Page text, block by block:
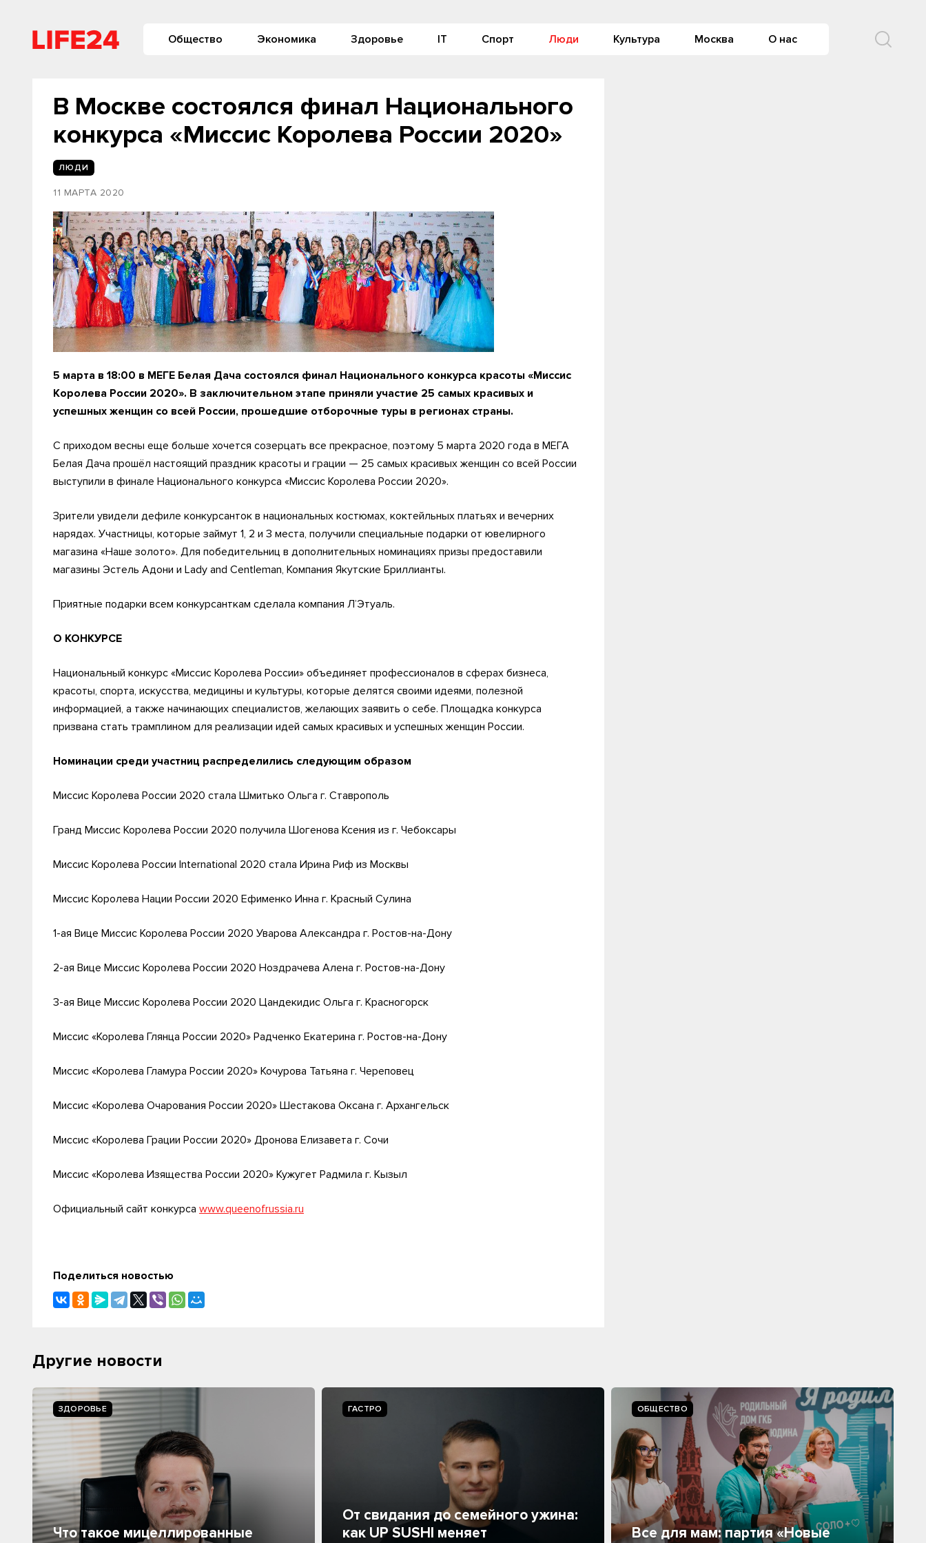
Общество Экономика Здоровье IT Спорт Люди Культура Москва О нас
В Москве состоялся финал Национального
конкурса «Миссис Королева России 2020»
ЛЮДИ
11 МАРТА 2020
5 марта в 18:00 в МЕГЕ Белая Дача состоялся финал Национального конкурса красоты «Миссис
Королева России 2020». В заключительном этапе приняли участие 25 самых красивых и
успешных женщин со всей России, прошедшие отборочные туры в регионах страны.
С приходом весны еще больше хочется созерцать все прекрасное, поэтому 5 марта 2020 года в МЕГА
Белая Дача прошёл настоящий праздник красоты и грации — 25 самых красивых женщин со всей России
выступили в финале Национального конкурса «Миссис Королева России 2020».
Зрители увидели дефиле конкурсанток в национальных костюмах, коктейльных платьях и вечерних
нарядах. Участницы, которые займут 1, 2 и 3 места, получили специальные подарки от ювелирного
магазина «Наше золото». Для победительниц в дополнительных номинациях призы предоставили
магазины Эстель Адони и Lady and Centleman, Компания Якутские Бриллианты.
Приятные подарки всем конкурсанткам сделала компания Л’Этуаль.
О КОНКУРСЕ
Национальный конкурс «Миссис Королева России» объединяет профессионалов в сферах бизнеса,
красоты, спорта, искусства, медицины и культуры, которые делятся своими идеями, полезной
информацией, а также начинающих специалистов, желающих заявить о себе. Площадка конкурса
призвана стать трамплином для реализации идей самых красивых и успешных женщин России.
Номинации среди участниц распределились следующим образом
Миссис Королева России 2020 стала Шмитько Ольга г. Ставрополь
Гранд Миссис Королева России 2020 получила Шогенова Ксения из г. Чебоксары
Миссис Королева России International 2020 стала Ирина Риф из Москвы
Миссис Королева Нации России 2020 Ефименко Инна г. Красный Сулина
1-ая Вице Миссис Королева России 2020 Уварова Александра г. Ростов-на-Дону
2-ая Вице Миссис Королева России 2020 Ноздрачева Алена г. Ростов-на-Дону
3-ая Вице Миссис Королева России 2020 Цандекидис Ольга г. Красногорск
Миссис «Королева Глянца России 2020» Радченко Екатерина г. Ростов-на-Дону
Миссис «Королева Гламура России 2020» Кочурова Татьяна г. Череповец
Миссис «Королева Очарования России 2020» Шестакова Оксана г. Архангельск
Миссис «Королева Грации России 2020» Дронова Елизавета г. Сочи
Миссис «Королева Изящества России 2020» Кужугет Радмила г. Кызыл
Официальный сайт конкурса www.queenofrussia.ru
Поделиться новостью
Другие новости
ЗДОРОВЬЕ
Что такое мицеллированные
ГАСТРО
От свидания до семейного ужина:
как UP SUSHI меняет
ОБЩЕСТВО
Все для мам: партия «Новые